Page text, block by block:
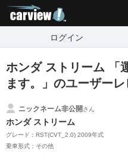
ログイン
ホンダ ストリーム 「
ます。」のユーザー
ニックネーム非公開さん
ホンダ ストリーム
グレード：RST(CVT_2.0) 2009年式
乗車形式：その他